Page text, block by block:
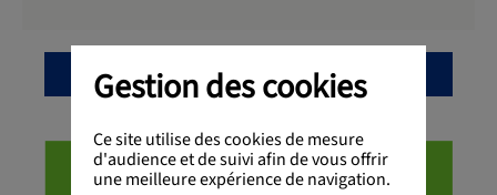
Gestion des cookies
Ce site utilise des cookies de mesure
d'audience et de suivi afin de vous offrir
une meilleure expérience de navigation.